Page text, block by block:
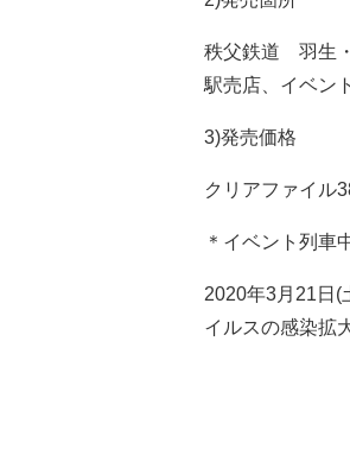
秩父鉄道 羽生
駅売店、イベン
3)発売価格
クリアファイル
＊イベント列車
2020年3月21日(
イルスの感染拡